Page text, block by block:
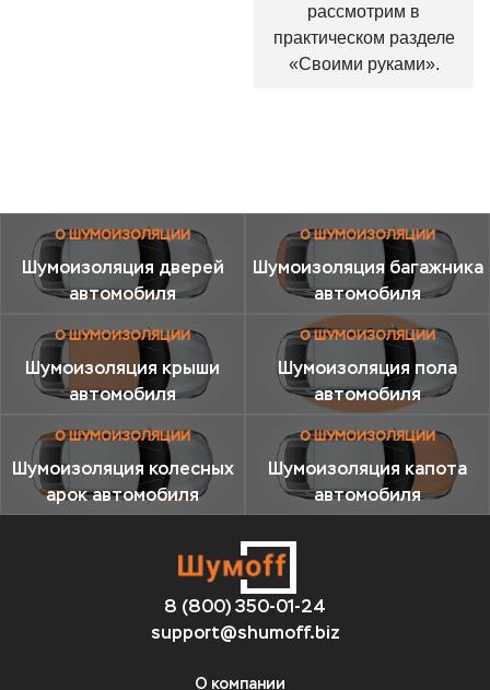
рассмотрим в
практическом разделе
«Своими руками».
О ШУМОИЗОЛЯЦИИ
Шумоизоляция дверей
автомобиля
О ШУМОИЗОЛЯЦИИ
Шумоизоляция багажника
автомобиля
О ШУМОИЗОЛЯЦИИ
Шумоизоляция крыши
автомобиля
О ШУМОИЗОЛЯЦИИ
Шумоизоляция пола
автомобиля
О ШУМОИЗОЛЯЦИИ
Шумоизоляция колесных
арок автомобиля
О ШУМОИЗОЛЯЦИИ
Шумоизоляция капота
автомобиля
8 (800) 350-01-24
support@shumoff.biz
О компании